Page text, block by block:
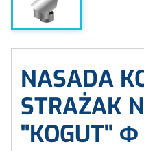
NASADA
STRAŻAK
"KOGUT" Φ